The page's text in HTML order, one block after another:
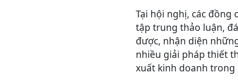
Tại hội nghị, các đồng
tập trung thảo luận,
được, nhận diện
nhiều giải pháp thiết
xuất kinh doanh trong